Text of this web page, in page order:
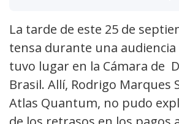
La tarde de este 25 de
tensa durante una
tuvo lugar en la Cámara de
Brasil. Allí, Rodrigo Marques
Atlas Quantum, no pudo